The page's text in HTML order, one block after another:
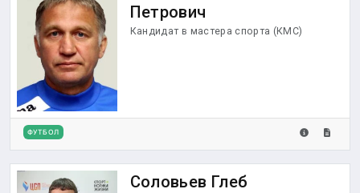
Петрович
Кандидат в мастера спорта (КМС)
ФУТБОЛ
Соловьев Глеб